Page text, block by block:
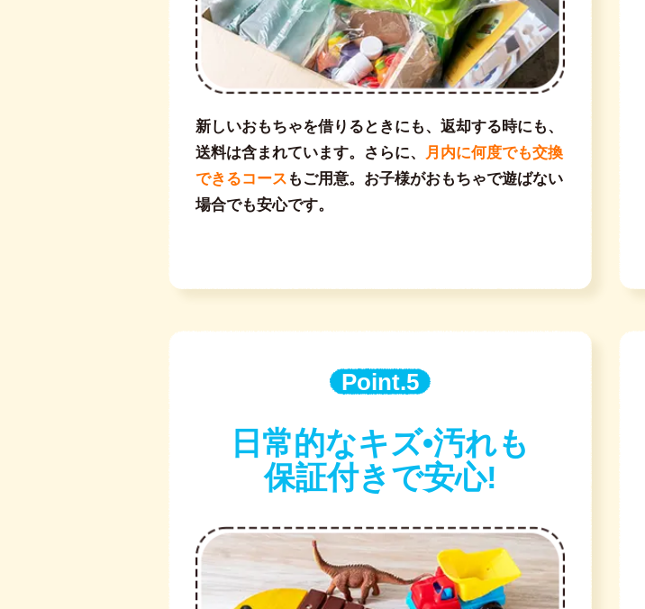
新しいおもちゃを借りるときにも、返却する時にも、
送料は含まれています。さらに、
月内に何度でも交換
できるコース もご用意。お子様がおもちゃで遊ばない
場合でも安心です。
Point.5
日常的なキズ•汚れも
保証付きで安心!